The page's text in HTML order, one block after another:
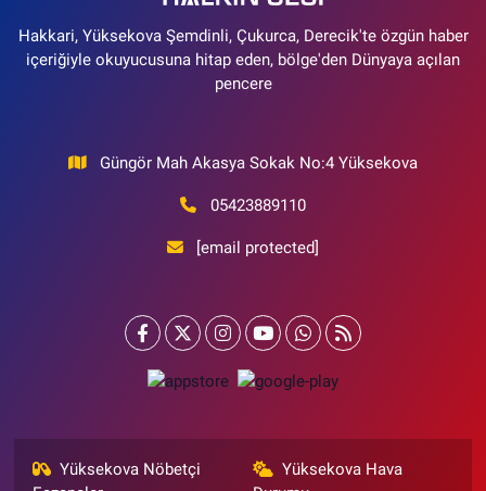
Hakkari, Yüksekova Şemdinli, Çukurca, Derecik'te özgün haber
içeriğiyle okuyucusuna hitap eden, bölge'den Dünyaya açılan
pencere
Güngör Mah Akasya Sokak No:4 Yüksekova
05423889110
[email protected]
Yüksekova Nöbetçi
Yüksekova Hava